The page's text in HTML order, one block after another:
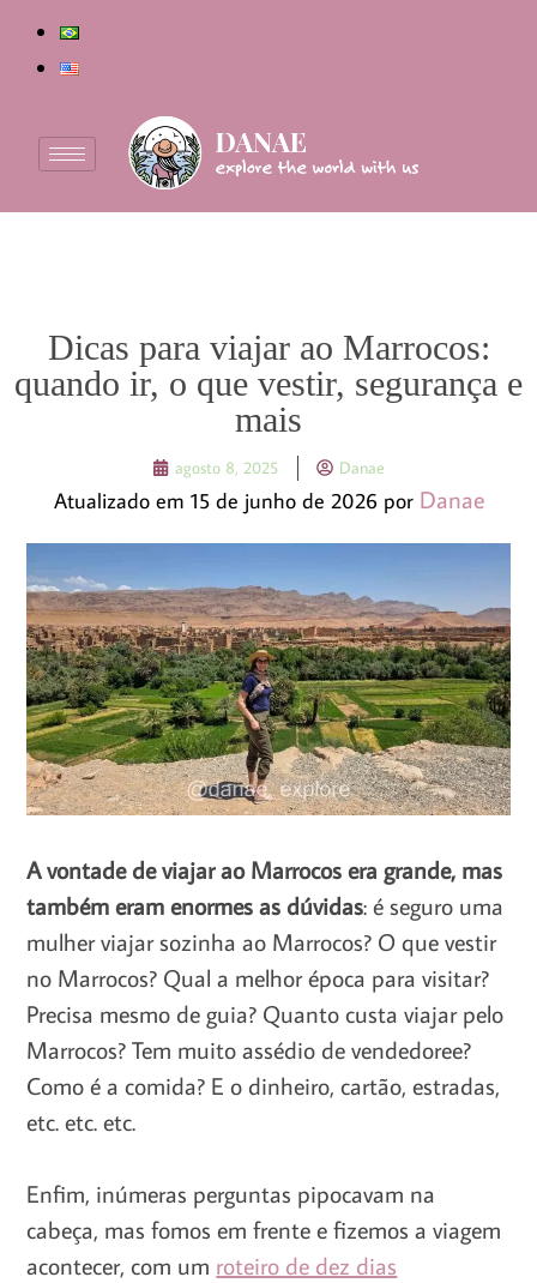
Dicas para viajar ao Marrocos:
quando ir, o que vestir, segurança e
mais
agosto 8, 2025 Danae
Atualizado em 15 de junho de 2026 por Danae
A vontade de viajar ao Marrocos era grande, mas
também eram enormes as dúvidas: é seguro uma
mulher viajar sozinha ao Marrocos? O que vestir
no Marrocos? Qual a melhor época para visitar?
Precisa mesmo de guia? Quanto custa viajar pelo
Marrocos? Tem muito assédio de vendedoree?
Como é a comida? E o dinheiro, cartão, estradas,
etc. etc. etc.
Enfim, inúmeras perguntas pipocavam na
cabeça, mas fomos em frente e fizemos a viagem
acontecer, com um roteiro de dez dias